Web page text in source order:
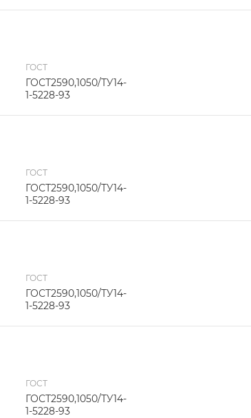
ГОСТ
ГОСТ2590,1050/ТУ14-
1-5228-93
ГОСТ
ГОСТ2590,1050/ТУ14-
1-5228-93
ГОСТ
ГОСТ2590,1050/ТУ14-
1-5228-93
ГОСТ
ГОСТ2590,1050/ТУ14-
1-5228-93